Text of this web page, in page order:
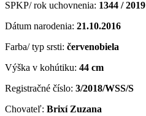
SPKP/ rok uchovnenia: 1344 / 2019
Dátum narodenia: 21.10.2016
Farba/ typ srsti: červenobiela
Výška v kohútiku: 44 cm
Registračné číslo: 3/2018/WSS/S
Chovateľ: Brixí Zuzana